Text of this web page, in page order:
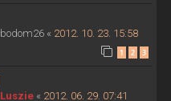
bodom26« 2012. 10. 23. 15:58
1 2 3
Luszie« 2012. 06. 29. 07:41